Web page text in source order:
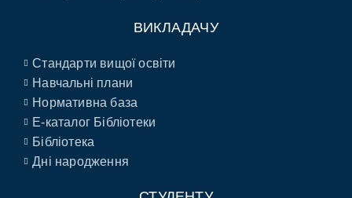
ВИКЛАДАЧУ
Стандарти вищої освіти
Навчальні плани
Нормативна база
E-каталог Бібліотеки
Бібліотека
Дні народження